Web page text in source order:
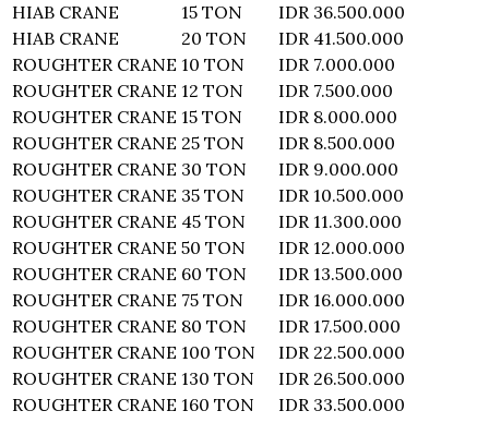
HIAB CRANE
15 TON
IDR 36.500.000
HIAB CRANE
20 TON
IDR 41.500.000
ROUGHTER CRANE 10 TON
IDR 7.000.000
ROUGHTER CRANE 12 TON
IDR 7.500.000
ROUGHTER CRANE 15 TON
IDR 8.000.000
ROUGHTER CRANE 25 TON
IDR 8.500.000
ROUGHTER CRANE 30 TON
IDR 9.000.000
ROUGHTER CRANE 35 TON
IDR 10.500.000
ROUGHTER CRANE 45 TON
IDR 11.300.000
ROUGHTER CRANE 50 TON
IDR 12.000.000
ROUGHTER CRANE 60 TON
IDR 13.500.000
ROUGHTER CRANE 75 TON
IDR 16.000.000
ROUGHTER CRANE 80 TON
IDR 17.500.000
ROUGHTER CRANE 100 TON
IDR 22.500.000
ROUGHTER CRANE 130 TON
IDR 26.500.000
ROUGHTER CRANE 160 TON
IDR 33.500.000